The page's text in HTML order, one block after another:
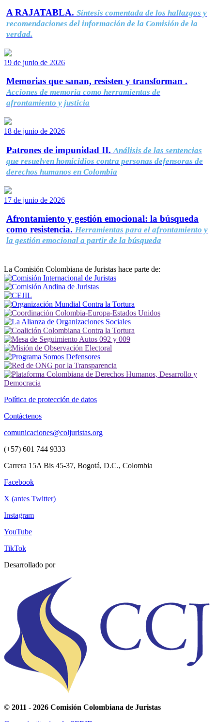
A RAJATABLA. Síntesis comentada de los hallazgos y
recomendaciones del información de la Comisión de la
verdad.
19 de junio de 2026
Memorias que sanan, resisten y transforman .
Acciones de memoria como herramientas de
afrontamiento y justicia
18 de junio de 2026
Patrones de impunidad II. Análisis de las sentencias
que resuelven homicidios contra personas defensoras de
derechos humanos en Colombia
17 de junio de 2026
Afrontamiento y gestión emocional: la búsqueda
como resistencia. Herramientas para el afrontamiento y
la gestión emocional a partir de la búsqueda
La Comisión Colombiana de Juristas hace parte de:
Política de protección de datos
Contáctenos
comunicaciones@coljuristas.org
(+57) 601 744 9333
Carrera 15A Bis 45-37, Bogotá, D.C., Colombia
Facebook
X (antes Twitter)
Instagram
YouTube
TikTok
Desarrollado por
© 2011 - 2026 Comisión Colombiana de Juristas